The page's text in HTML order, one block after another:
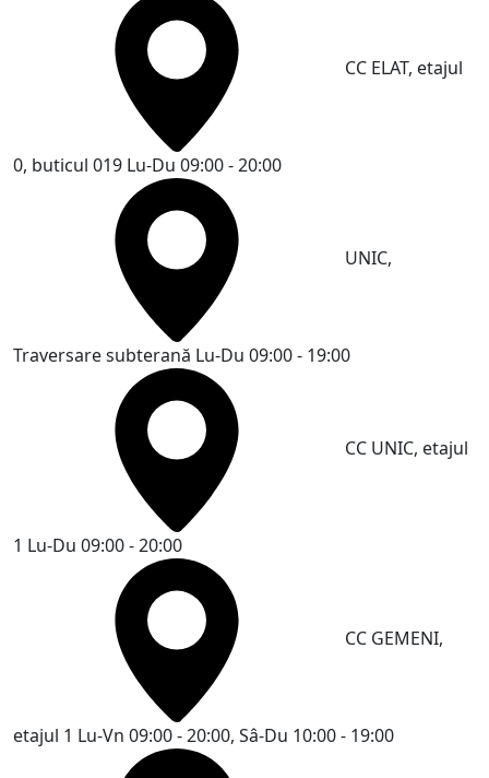
CC ELAT, etajul
0, buticul 019 Lu-Du 09:00 - 20:00
UNIC,
Traversare subterană Lu-Du 09:00 - 19:00
CC UNIC, etajul
1 Lu-Du 09:00 - 20:00
CC GEMENI,
etajul 1 Lu-Vn 09:00 - 20:00, Sâ-Du 10:00 - 19:00